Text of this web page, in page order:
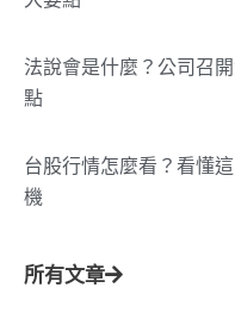
法說會是什麼？公司召
點
台股行情怎麼看？看懂
機
所有文章